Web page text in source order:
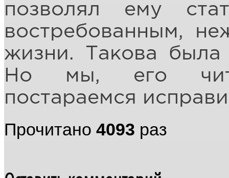
позволял ему
востребованным,
жизни. Такова была
Но мы, его
постараемся
Прочитано 4093 раз